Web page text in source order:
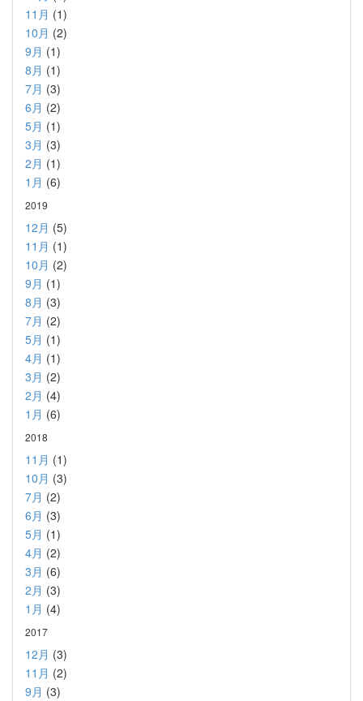
11月 (1)
10月 (2)
9月 (1)
8月 (1)
7月 (3)
6月 (2)
5月 (1)
3月 (3)
2月 (1)
1月 (6)
2019
12月 (5)
11月 (1)
10月 (2)
9月 (1)
8月 (3)
7月 (2)
5月 (1)
4月 (1)
3月 (2)
2月 (4)
1月 (6)
2018
11月 (1)
10月 (3)
7月 (2)
6月 (3)
5月 (1)
4月 (2)
3月 (6)
2月 (3)
1月 (4)
2017
12月 (3)
11月 (2)
9月 (3)